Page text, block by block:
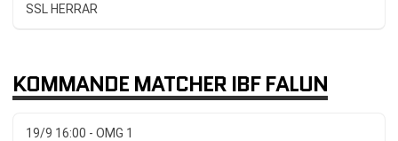
SSL HERRAR
KOMMANDE MATCHER IBF FALUN
19/9 16:00 - OMG 1